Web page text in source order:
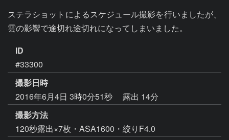
ステラショットによるスケジュール撮影を行いましたが、
雲の影響で途切れ途切れになってしまいました。
ID
#33300
撮影日時
2016年6月4日 3時0分51秒
露出 14分
撮影方法
120秒露出×7枚・ASA1600・絞りF4.0